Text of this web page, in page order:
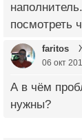
посмотреть
faritos
06 окт
А в чём
нужны?